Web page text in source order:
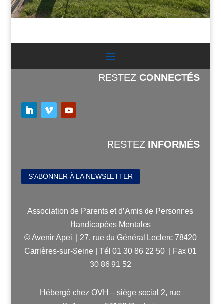
RESTEZ CONNECTÉS
RESTEZ INFORMÉS
S'ABONNER À LA NEWSLETTER
Association de Parents et d’Amis de Personnes
Handicapées Mentales
© Avenir Apei | 27, rue du Général Leclerc 78420
Carrières-sur-Seine | Tél 01 30 86 22 50 | Fax 01
30 86 91 52
Hébergé chez OVH – siège social 2, rue